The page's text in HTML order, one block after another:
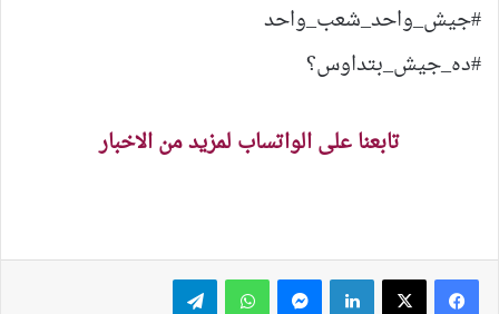
#جيش_واحد_شعب_واحد
#ده_جيش_بتداوس؟
تابعنا على الواتساب لمزيد من الاخبار
لينكدإن ماسنجر واتساب تيلقرام